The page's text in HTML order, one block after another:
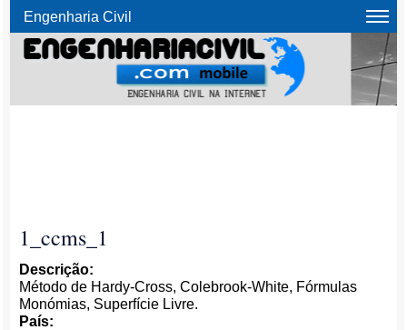
Engenharia Civil
1_ccms_1
Descrição:
Método de Hardy-Cross, Colebrook-White, Fórmulas
Monómias, Superfície Livre.
País: